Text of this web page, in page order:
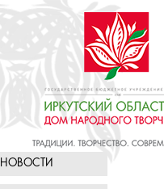
НОВОСТИ